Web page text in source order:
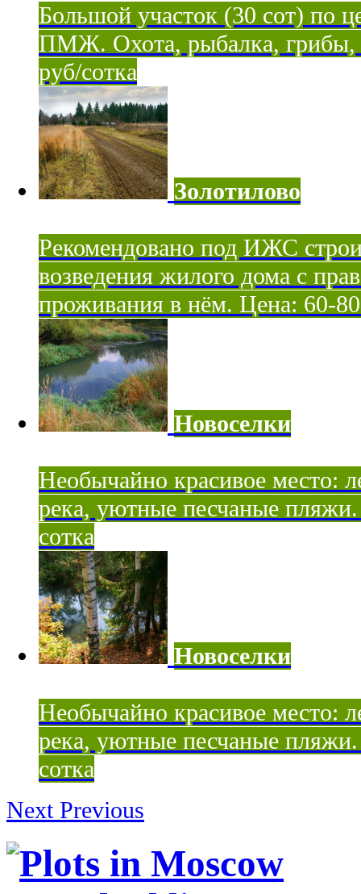
Большой участок (30 сот) по
ПМЖ. Охота, рыбалка, грибы,
руб/сотка
Золотилово
Рекомендовано под ИЖС
возведения жилого дома с
проживания в нём. Цена: 60-80
Новоселки
Необычайно красивое место:
река, уютные песчаные
сотка
Новоселки
Необычайно красивое место:
река, уютные песчаные
сотка
Next Previous